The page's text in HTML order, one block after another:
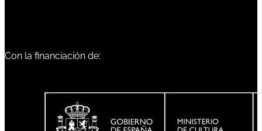
Con la financiación de: